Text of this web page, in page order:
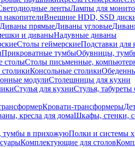
лентыЛампы для
накопителиВнешние HDD, SSD
Диваны прямыеДиваны угловые
и диваныНадувные диваны
Столы геймерскиеПодставки для
Прикроватные тумбыОбувницы,
столыСтолы письменные,
Консольные столики
модулиСтолешницы для кухни
Стулья для кухниСтулья, табуреты
Кровати-трансформеры
кресла для домаШкафы, стенки,
тумбы в прихожуюПолки и системы
Комплектующие для столов